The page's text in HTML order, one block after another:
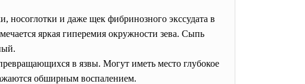
носоглотки и даже щек фибринозного экссудата в
яркая гиперемия окружности зева. Сыпь
в язвы. Могут иметь место глубокое
обширным воспалением.